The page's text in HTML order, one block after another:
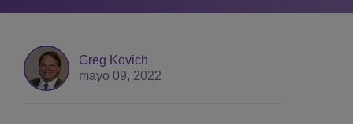
Greg Kovich
mayo 09, 2022